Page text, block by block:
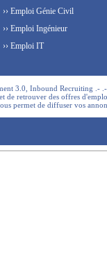
›› Emploi Génie Civil
›› Emploi Ingénieur
›› Emploi IT
3.0, Inbound Recruiting .-
de retrouver des offres
permet de diffuser vos